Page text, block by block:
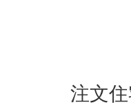
注文